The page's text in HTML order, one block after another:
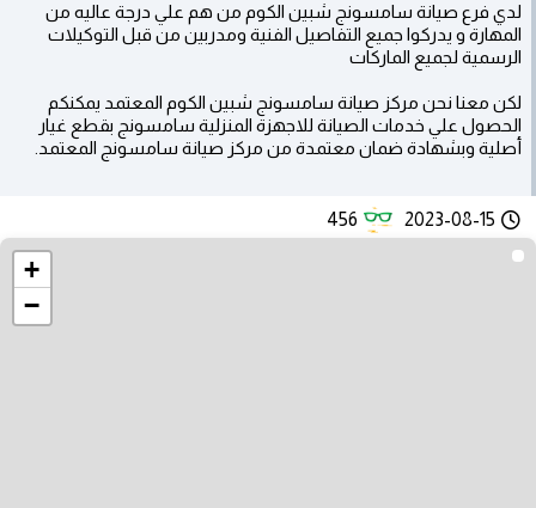
لدي فرع صيانة سامسونج شبين الكوم من هم علي درجة عاليه من
المهارة و يدركوا جميع التفاصيل الفنية ومدربين من قبل التوكيلات
الرسمية لجميع الماركات
لكن معنا نحن مركز صيانة سامسونج شبين الكوم المعتمد يمكنكم
الحصول علي خدمات الصيانة للاجهزة المنزلية سامسونج بقطع غيار
أصلية وبشهادة ضمان معتمدة من مركز صيانة سامسونج المعتمد.
2023-08-15
456
+
−